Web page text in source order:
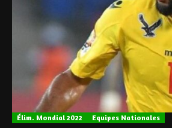
Élim. Mondial 2022 Equipes Nationales